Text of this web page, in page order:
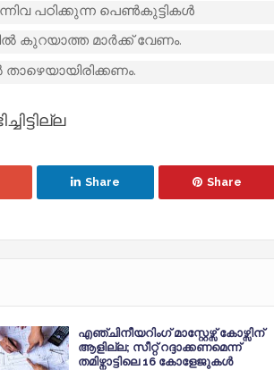
പഠിക്കുന്ന പെൺകുട്ടികൾ
കുറയാത്ത മാർക്ക് വേണം.
Share Share
എഞ്ചിനീയറിംഗ് മാസ്റ്റേഴ്സ് കോഴ്സിന്
ആളില്ല; സീറ്റ് റദ്ദാക്കണമെന്ന്
തമിഴ്നാട്ടിലെ 16 കോളേജുകള്‍